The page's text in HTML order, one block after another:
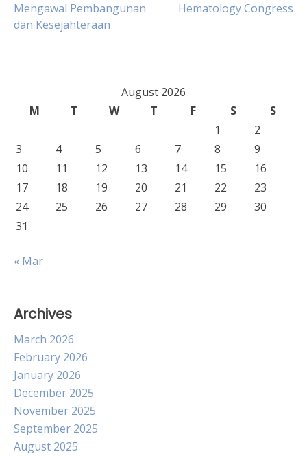
navigation
Mengawal Pembangunan
dan Kesejahteraan
Hematology Congress
August 2026
M
T W T F S
S
1
2
3
4 5 6 7 8
9
10
11 12 13 14 15
16
17
18 19 20 21 22
23
24
25 26 27 28 29
30
31
« Mar
Archives
March 2026
February 2026
January 2026
December 2025
November 2025
September 2025
August 2025